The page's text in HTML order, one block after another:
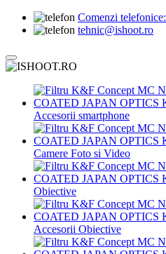
Comenzi telefonice:
tehnic@ishoot.ro
Accesorii smartphone
Camere Foto si Video
Obiective
Accesorii Obiective